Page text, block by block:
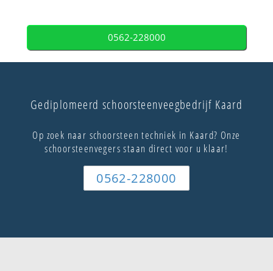
0562-228000
Gediplomeerd schoorsteenveegbedrijf Kaard
Op zoek naar schoorsteen techniek in Kaard? Onze
schoorsteenvegers staan direct voor u klaar!
0562-228000